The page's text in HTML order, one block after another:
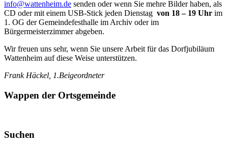
info@wattenheim.de senden oder wenn Sie mehre Bilder haben, als
CD oder mit einem USB-Stick jeden Dienstag von 18 – 19 Uhr im
1. OG der Gemeindefesthalle im Archiv oder im
Bürgermeisterzimmer abgeben.
Wir freuen uns sehr, wenn Sie unsere Arbeit für das Dorfjubiläum
Wattenheim auf diese Weise unterstützen.
Frank Häckel, 1.Beigeordneter
Wappen der Ortsgemeinde
Suchen